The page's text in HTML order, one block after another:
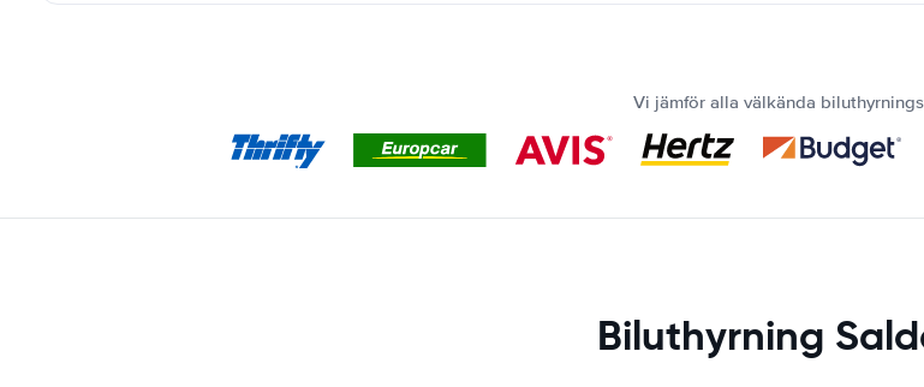
Vi jämför alla välkända
Biluthyrning